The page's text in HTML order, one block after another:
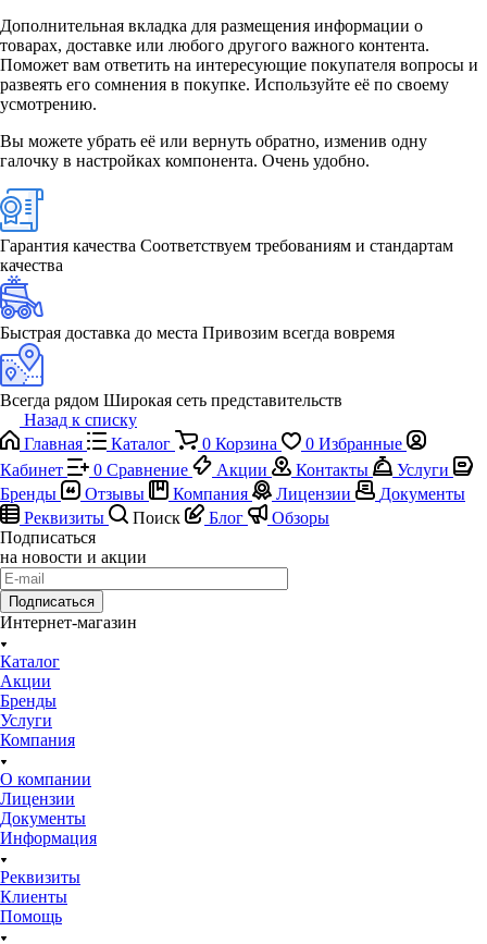
Дополнительная вкладка для размещения информации о
товарах, доставке или любого другого важного контента.
Поможет вам ответить на интересующие покупателя вопросы и
развеять его сомнения в покупке. Используйте её по своему
усмотрению.
Вы можете убрать её или вернуть обратно, изменив одну
галочку в настройках компонента. Очень удобно.
Гарантия качества Соответствуем требованиям и стандартам
качества
Быстрая доставка до места Привозим всегда вовремя
Всегда рядом Широкая сеть представительств
Назад к списку
Главная
Каталог 0 Корзина 0 Избранные
Кабинет
0 Сравнение Акции Контакты
Услуги
Бренды
Отзывы Компания Лицензии
Документы
Реквизиты
Поиск Блог
Обзоры
Подписаться
на новости и акции
Подписаться
Интернет-магазин
Каталог
Акции
Бренды
Услуги
Компания
О компании
Лицензии
Документы
Информация
Реквизиты
Клиенты
Помощь